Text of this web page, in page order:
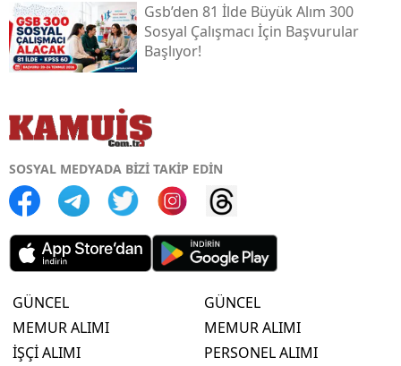
Gsb’den 81 İlde Büyük Alım 300
Sosyal Çalışmacı İçin Başvurular
Başlıyor!
SOSYAL MEDYADA BİZİ TAKİP EDİN
GÜNCEL
MEMUR ALIMI
İŞÇİ ALIMI
GÜNCEL
MEMUR ALIMI
PERSONEL ALIMI